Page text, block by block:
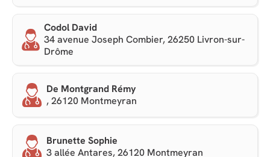
Codol David
34 avenue Joseph Combier, 26250 Livron-sur-
Drôme
De Montgrand Rémy
, 26120 Montmeyran
Brunette Sophie
3 allée Antares, 26120 Montmeyran